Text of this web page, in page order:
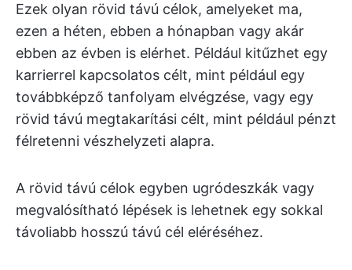
Ezek olyan rövid távú célok, amelyeket ma,
ezen a héten, ebben a hónapban vagy akár
ebben az évben is elérhet. Például kitűzhet egy
karrierrel kapcsolatos célt, mint például egy
továbbképző tanfolyam elvégzése, vagy egy
rövid távú megtakarítási célt, mint például pénzt
félretenni vészhelyzeti alapra.
A rövid távú célok egyben ugródeszkák vagy
megvalósítható lépések is lehetnek egy sokkal
távoliabb hosszú távú cél eléréséhez.